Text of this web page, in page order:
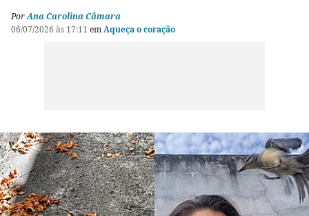
PorAna Carolina Câmara
06/07/2026 às 17:11 emAqueça o coração